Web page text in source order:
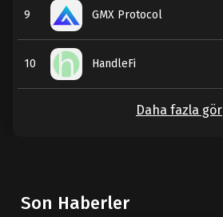
9 GMX Protocol
10 HandleFi
Daha fazla gör
Son Haberler